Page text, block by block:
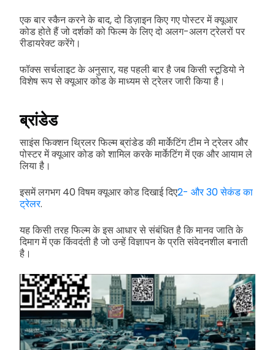
एक बार स्कैन करने के बाद, दो डिज़ाइन किए गए पोस्टर में क्यूआर
कोड होते हैं जो दर्शकों को फिल्म के लिए दो अलग-अलग ट्रेलरों पर
रीडायरेक्ट करेंगे।
फॉक्स सर्चलाइट के अनुसार, यह पहली बार है जब किसी स्टूडियो ने
विशेष रूप से क्यूआर कोड के माध्यम से ट्रेलर जारी किया है।
ब्रांडेड
साइंस फिक्शन थ्रिलर फिल्म ब्रांडेड की मार्केटिंग टीम ने ट्रेलर और
पोस्टर में क्यूआर कोड को शामिल करके मार्केटिंग में एक और आयाम ले
लिया है।
इसमें लगभग 40 विषम क्यूआर कोड दिखाई दिए2- और 30 सेकंड का
ट्रेलर.
यह किसी तरह फिल्म के इस आधार से संबंधित है कि मानव जाति के
दिमाग में एक किंवदंती है जो उन्हें विज्ञापन के प्रति संवेदनशील बनाती
है।